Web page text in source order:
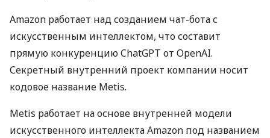
Amazon работает над созданием чат-бота с
искусственным интеллектом, что составит
прямую конкуренцию ChatGPT от OpenAI.
Секретный внутренний проект компании носит
кодовое название Metis.
Metis работает на основе внутренней модели
искусственного интеллекта Amazon под названием